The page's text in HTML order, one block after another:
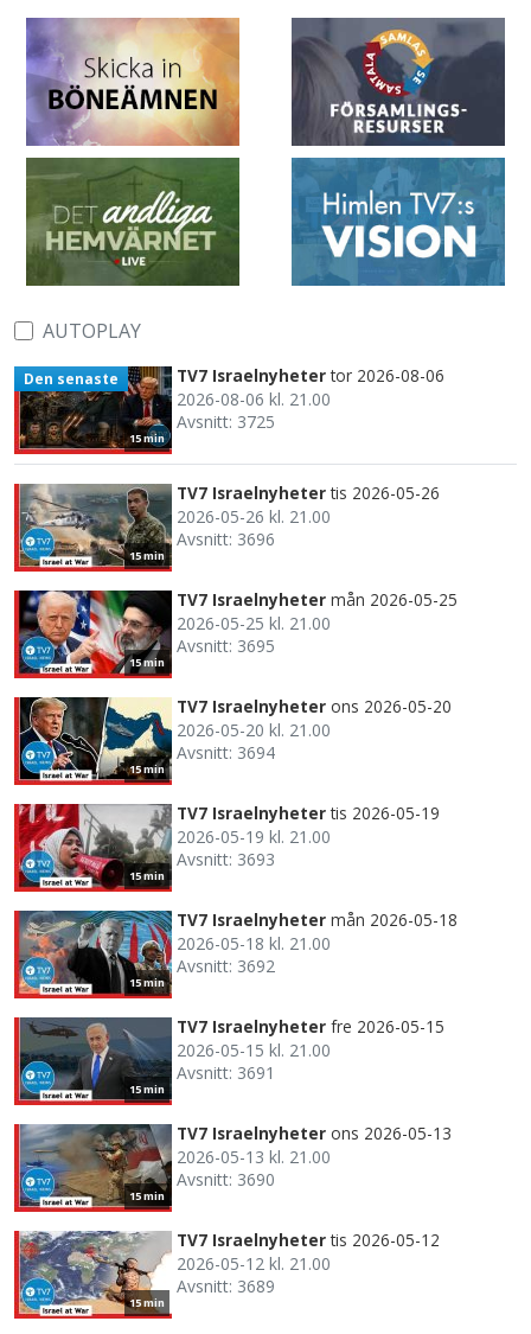
AUTOPLAY
15 min
Den senaste TV7 Israelnyheter tor 2026-08-06
2026-08-06 kl. 21.00
Avsnitt: 3725
15 min
TV7 Israelnyheter tis 2026-05-26
2026-05-26 kl. 21.00
Avsnitt: 3696
15 min
TV7 Israelnyheter mån 2026-05-25
2026-05-25 kl. 21.00
Avsnitt: 3695
15 min
TV7 Israelnyheter ons 2026-05-20
2026-05-20 kl. 21.00
Avsnitt: 3694
15 min
TV7 Israelnyheter tis 2026-05-19
2026-05-19 kl. 21.00
Avsnitt: 3693
15 min
TV7 Israelnyheter mån 2026-05-18
2026-05-18 kl. 21.00
Avsnitt: 3692
15 min
TV7 Israelnyheter fre 2026-05-15
2026-05-15 kl. 21.00
Avsnitt: 3691
15 min
TV7 Israelnyheter ons 2026-05-13
2026-05-13 kl. 21.00
Avsnitt: 3690
15 min
TV7 Israelnyheter tis 2026-05-12
2026-05-12 kl. 21.00
Avsnitt: 3689